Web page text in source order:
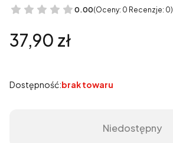
0.00(Oceny: 0 Recenzje: 0)
Cena
37,90 zł
Dostępność:brak towaru
Niedostępny